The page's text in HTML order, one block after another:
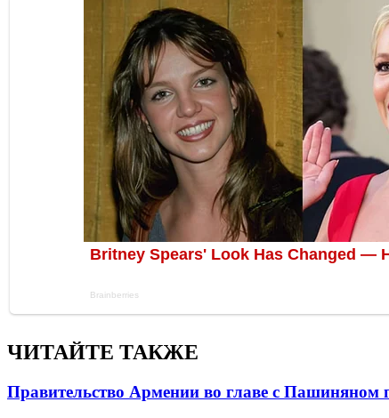
ЧИТАЙТЕ ТАКЖЕ
Правительство Армении во главе с Пашиняном